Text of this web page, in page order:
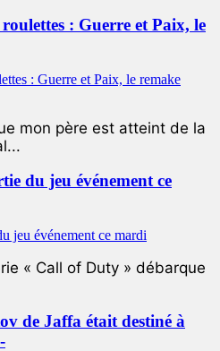
: Guerre et Paix, le
mon père est atteint de la
du jeu événement ce
« Call of Duty » débarque
de Jaffa était destiné à